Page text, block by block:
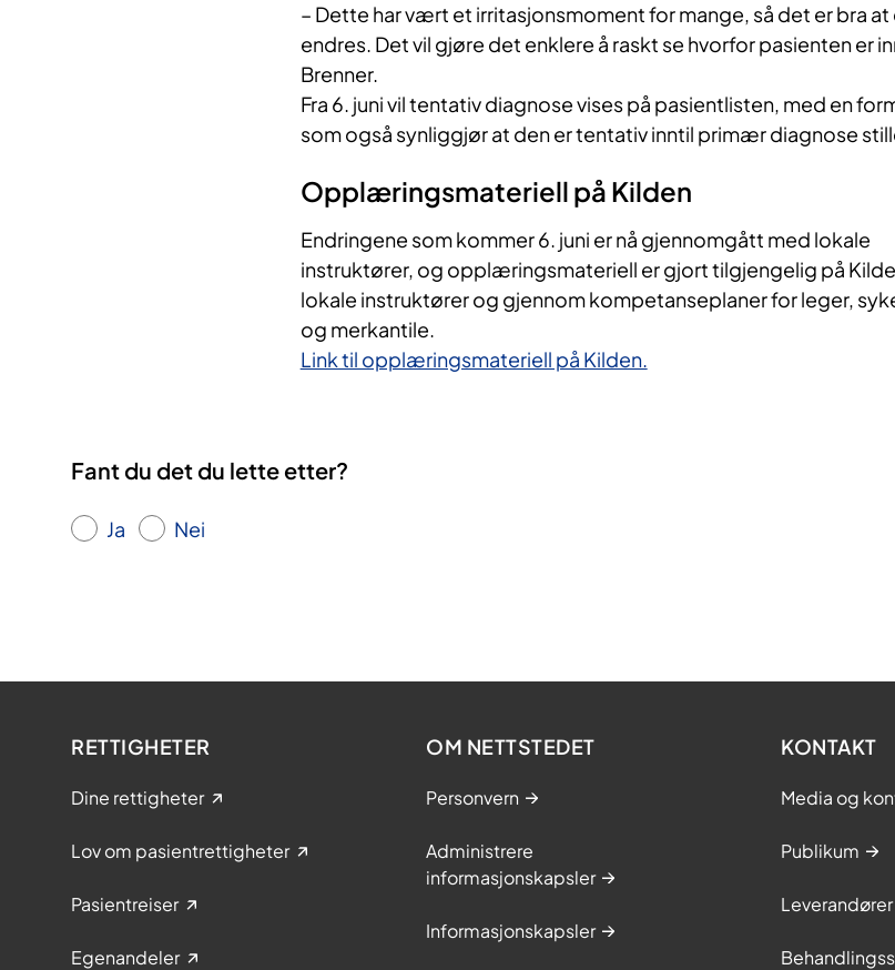
– Dette har vært et irritasjonsmoment for mange, så det er bra
endres. Det vil gjøre det enklere å raskt se hvorfor pasienten er
Brenner.
Fra 6. juni vil tentativ diagnose vises på pasientlisten, med en
som også synliggjør at den er tentativ inntil primær diagnose
Opplæringsmateriell på Kilden
Endringene som kommer 6. juni er nå gjennomgått med lokale
instruktører, og opplæringsmateriell er gjort tilgjengelig på
lokale instruktører og gjennom kompetanseplaner for leger,
og merkantile.
Link til opplæringsmateriell på Kilden.
Fant du det du lette etter?
Ja Nei
RETTIGHETER
Dine rettigheter
Lov om pasientrettigheter
Pasientreiser
Egenandeler
OM NETTSTEDET
Personvern
Administrere
informasjonskapsler
Informasjonskapsler
KONTAKT
Media og
Publikum
Leverandører